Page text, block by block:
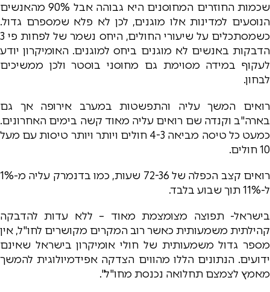
שכמות החוזרים המחוסנים היא גבוהה אבל 90% מהאנשים
הנוסעים למדינות אלו מוגנים, לכן לא פלא שמספרם גדול.
כשמסתכלים על שיעורי החולים, היחס נשמר של לפחות פי 3
הדבקות באנשים לא מוגנים ביחס למוגנים. האומיקרון יודע
לעקוף במידה מסוימת גם מחוסני בוסטר ולכן ממשיכים
לבחון.
רואים המשך עליה והתפשטות במערב אירופה אך גם
בארה"ב וקנדה שם רואים עליה מאוד קשה בימים האחרונים.
כמעט כל טיסה מביאה 4-3 חולים ויותר ויותר טיסות עם מעל
10 חולים.
רואים קצב הכפלה של 72-36 שעות, כמו בדנמרק עליה מ-1%
ל-11% תוך שבוע בלבד.
בישראל- תפוצה מצומצמת מאוד – ללא עדות להדבקה
קהילתית משמעותית כאשר רוב המקרים מקושרים לחו"ל, אין
מספר גדול משמעותית של חולי אומיקרון בישראל שאינם
ידועים. הנתונים הללו מהווים הצדקה אפידמיולוגית להמשך
מאמץ לצמצם תחלואה נכנסת מחו"ל".